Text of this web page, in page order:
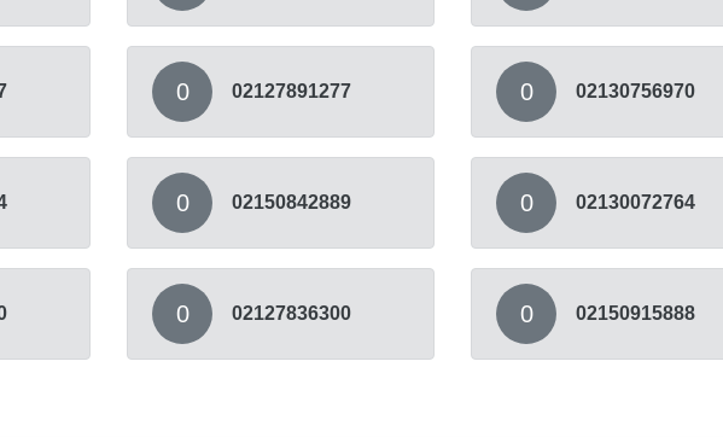
0 02127891277 0 02130756970
0 02150842889 0 02130072764
0 02127836300 0 02150915888